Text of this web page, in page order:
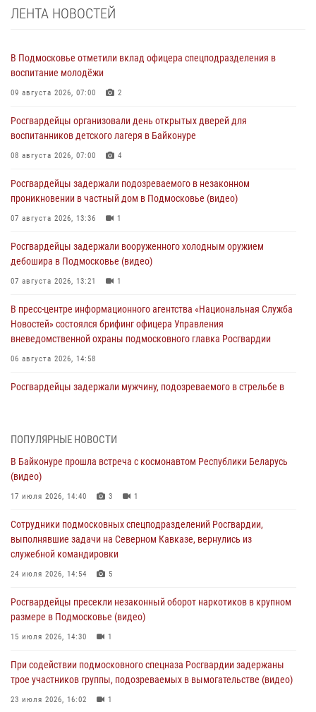
ЛЕНТА НОВОСТЕЙ
В Подмосковье отметили вклад офицера спецподразделения в
воспитание молодёжи
09 августа 2026, 07:00 2
Росгвардейцы организовали день открытых дверей для
воспитанников детского лагеря в Байконуре
08 августа 2026, 07:00 4
Росгвардейцы задержали подозреваемого в незаконном
проникновении в частный дом в Подмосковье (видео)
07 августа 2026, 13:36 1
Росгвардейцы задержали вооруженного холодным оружием
дебошира в Подмосковье (видео)
07 августа 2026, 13:21 1
В пресс-центре информационного агентства «Национальная Служба
Новостей» состоялся брифинг офицера Управления
вневедомственной охраны подмосковного главка Росгвардии
06 августа 2026, 14:58
Росгвардейцы задержали мужчину, подозреваемого в стрельбе в
Подмосковье
05 августа 2026, 15:52
подозреваемые в организации незаконной миграции и
изготовлении поддельных документов (видео)
05 августа 2026, 15:48
отработали навыки огневой подготовки на комплексных учениях
04 августа 2026, 12:21 4
сигналам «Тревога» с охраняемых объектов в Подмосковье
04 августа 2026, 12:15
ПОПУЛЯРНЫЕ НОВОСТИ
В Байконуре прошла встреча с космонавтом Республики Беларусь
(видео)
17 июля 2026, 14:40 3 1
Сотрудники подмосковных спецподразделений Росгвардии,
выполнявшие задачи на Северном Кавказе, вернулись из
служебной командировки
24 июля 2026, 14:54 5
Росгвардейцы пресекли незаконный оборот наркотиков в крупном
размере в Подмосковье (видео)
15 июля 2026, 14:30 1
При содействии подмосковного спецназа Росгвардии задержаны
трое участников группы, подозреваемых в вымогательстве (видео)
23 июля 2026, 16:02 1